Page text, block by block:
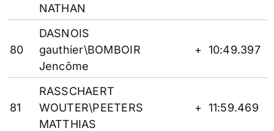
NATHAN
80
DASNOIS
gauthier\BOMBOIR
Jencôme
+ 10:49.397
81
RASSCHAERT
WOUTER\PEETERS
MATTHIAS
+ 11:59.469